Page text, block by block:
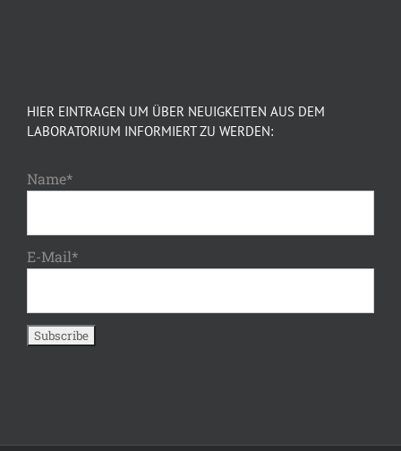
HIER EINTRAGEN UM ÜBER NEUIGKEITEN AUS DEM
LABORATORIUM INFORMIERT ZU WERDEN:
Name*
E-Mail*